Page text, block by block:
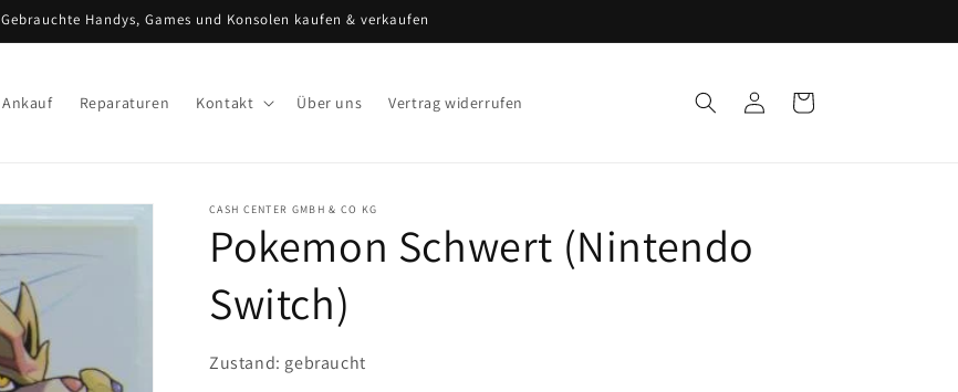
Gebrauchte Handys, Games und Konsolen kaufen & verkaufen
Ankauf Reparaturen Kontakt Über uns Vertrag widerrufen EinloggenWarenkorb
CASH CENTER GMBH & CO KG
Pokemon Schwert (Nintendo
Switch)
Zustand: gebraucht